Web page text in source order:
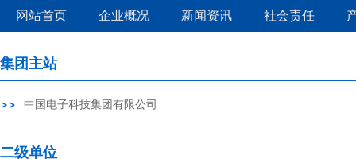
网站首页 企业概况 新闻资讯 社会责任